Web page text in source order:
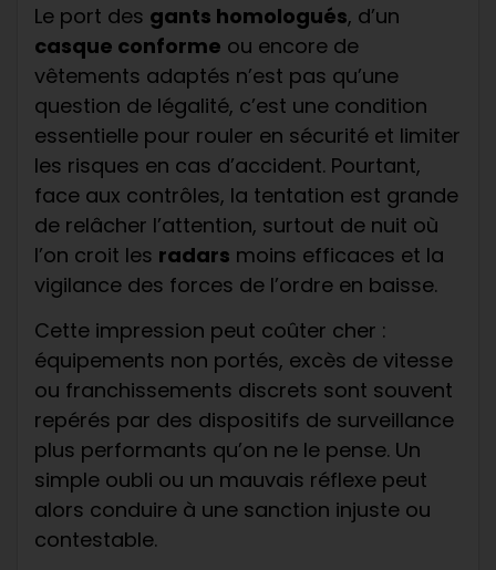
Le port des gants homologués, d’un
casque conforme ou encore de
vêtements adaptés n’est pas qu’une
question de légalité, c’est une condition
essentielle pour rouler en sécurité et limiter
les risques en cas d’accident. Pourtant,
face aux contrôles, la tentation est grande
de relâcher l’attention, surtout de nuit où
l’on croit les radars moins efficaces et la
vigilance des forces de l’ordre en baisse.
Cette impression peut coûter cher :
équipements non portés, excès de vitesse
ou franchissements discrets sont souvent
repérés par des dispositifs de surveillance
plus performants qu’on ne le pense. Un
simple oubli ou un mauvais réflexe peut
alors conduire à une sanction injuste ou
contestable.